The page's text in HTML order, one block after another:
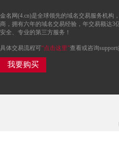
金名网(4.cn)是全球领先的域名交易服务机构
商，拥有六年的域名交易经验，年交易额达3
安全、专业的第三方服务！
具体交易流程可“点击这里”查看或咨询
我要购买